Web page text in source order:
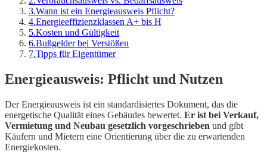
3.Wann ist ein Energieausweis Pflicht?
4.Energieeffizienzklassen A+ bis H
5.Kosten und Gültigkeit
6.Bußgelder bei Verstößen
7.Tipps für Eigentümer
Energieausweis: Pflicht und Nutzen
Der Energieausweis ist ein standardisiertes Dokument, das die
energetische Qualität eines Gebäudes bewertet. Er ist bei Verkauf,
Vermietung und Neubau gesetzlich vorgeschrieben und gibt
Käufern und Mietern eine Orientierung über die zu erwartenden
Energiekosten.